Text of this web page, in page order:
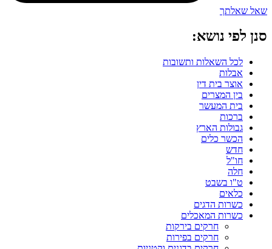
שאל שאלתך
סנן לפי נושא:
לכל השאלות ותשובות
אבלות
אוצר בית דין
בין המצרים
בית המעשר
ברכות
גבולות הארץ
הכשר כלים
חדש
חו"ל
חלה
ט"ו בשבט
כלאים
כשרות הדגים
כשרות המאכלים
חרקים בירקות
חרקים בפירות